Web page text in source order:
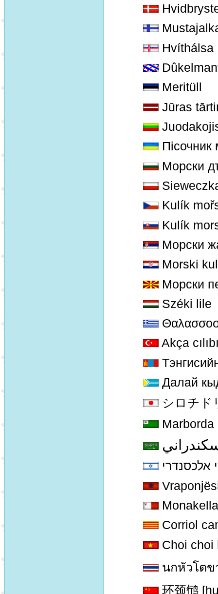
Hvíthálsa
Meritüll
Jūras
Пісочник
Морски
Kulík
Kulík
Морски
Morski
Морски
Széki lile
Akça
Далай
シロチド
אלכסנדרי
Corriol
Choi choi
นกหัวโตข
环颈鸻